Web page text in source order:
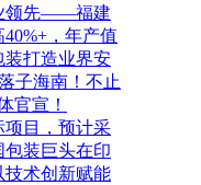
领先——福建
，年产值
装打造业界安
子海南！不止
官宣！
项目，预计采
包装巨头在印
技术创新赋能